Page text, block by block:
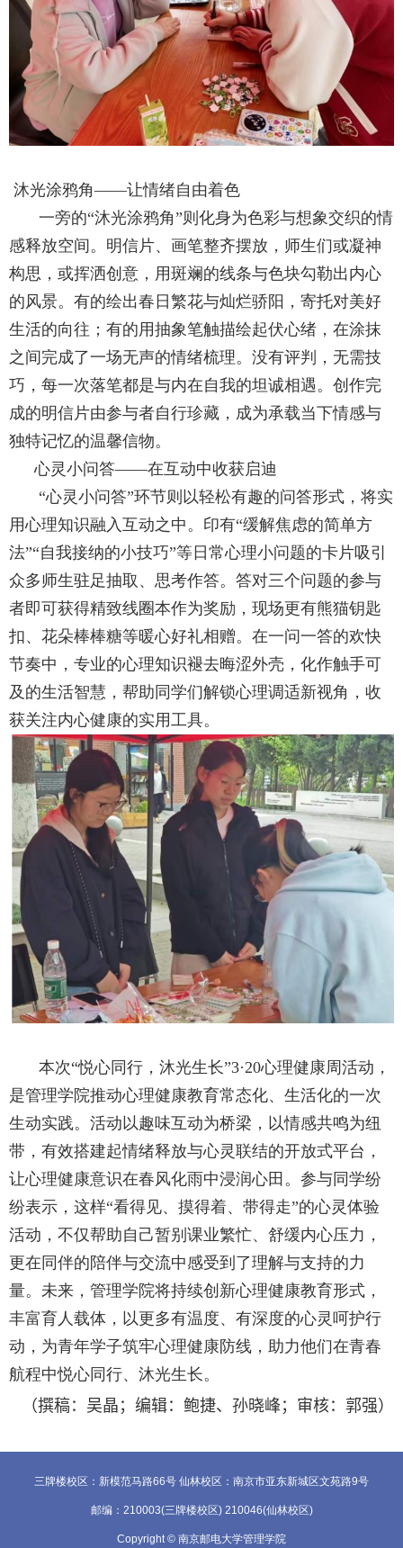
沐光涂鸦角——让情绪自由着色
一旁的“沐光涂鸦角”则化身为色彩与想象交织的情
感释放空间。明信片、画笔整齐摆放，师生们或凝神
构思，或挥洒创意，用斑斓的线条与色块勾勒出内心
的风景。有的绘出春日繁花与灿烂骄阳，寄托对美好
生活的向往；有的用抽象笔触描绘起伏心绪，在涂抹
之间完成了一场无声的情绪梳理。没有评判，无需技
巧，每一次落笔都是与内在自我的坦诚相遇。创作完
成的明信片由参与者自行珍藏，成为承载当下情感与
独特记忆的温馨信物。
心灵小问答——在互动中收获启迪
“心灵小问答”环节则以轻松有趣的问答形式，将实
用心理知识融入互动之中。印有“缓解焦虑的简单方
法”“自我接纳的小技巧”等日常心理小问题的卡片吸引
众多师生驻足抽取、思考作答。答对三个问题的参与
者即可获得精致线圈本作为奖励，现场更有熊猫钥匙
扣、花朵棒棒糖等暖心好礼相赠。在一问一答的欢快
节奏中，专业的心理知识褪去晦涩外壳，化作触手可
及的生活智慧，帮助同学们解锁心理调适新视角，收
获关注内心健康的实用工具。
本次“悦心同行，沐光生长”3·20心理健康周活动，
是管理学院推动心理健康教育常态化、生活化的一次
生动实践。活动以趣味互动为桥梁，以情感共鸣为纽
带，有效搭建起情绪释放与心灵联结的开放式平台，
让心理健康意识在春风化雨中浸润心田。参与同学纷
纷表示，这样“看得见、摸得着、带得走”的心灵体验
活动，不仅帮助自己暂别课业繁忙、舒缓内心压力，
更在同伴的陪伴与交流中感受到了理解与支持的力
量。未来，管理学院将持续创新心理健康教育形式，
丰富育人载体，以更多有温度、有深度的心灵呵护行
动，为青年学子筑牢心理健康防线，助力他们在青春
航程中悦心同行、沐光生长。
（撰稿： 吴晶 ；编辑：鲍捷、 孙晓峰；审核：郭强）
三牌楼校区：新模范马路66号 仙林校区：南京市亚东新城区文苑路9号
邮编：210003(三牌楼校区) 210046(仙林校区)
Copyright © 南京邮电大学管理学院